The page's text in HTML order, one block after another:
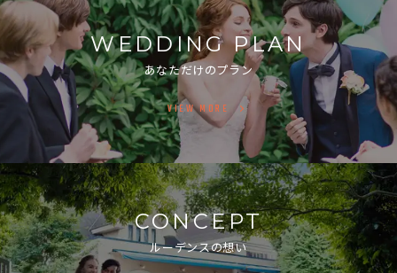
WEDDING PLAN
あなただけのプラン
VIEW MORE
CONCEPT
ルーデンスの想い